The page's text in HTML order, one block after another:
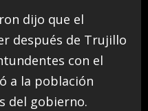
dijo que el
después de Trujillo
con el
a la población
del gobierno.